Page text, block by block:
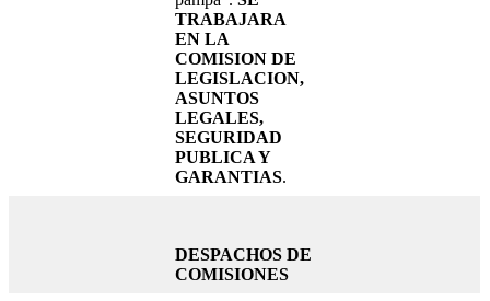
TRABAJARA
EN LA
COMISION DE
LEGISLACION,
ASUNTOS
LEGALES,
SEGURIDAD
PUBLICA Y
GARANTIAS.
DESPACHOS DE
COMISIONES